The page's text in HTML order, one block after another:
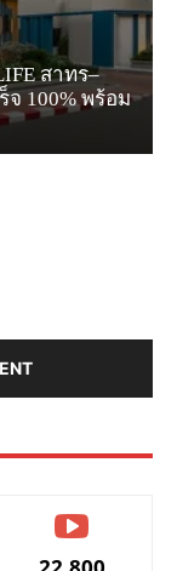
สาทร–
จ 100% พร้อม